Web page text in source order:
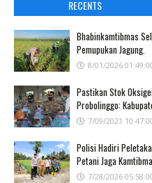
RECENTS
Bhabinkamtibmas
Pemupukan Jagung.
8/01/2026
Pastikan Stok
Probolinggo:
7/09/2021
Polisi Hadiri
Petani Jaga
7/28/2026